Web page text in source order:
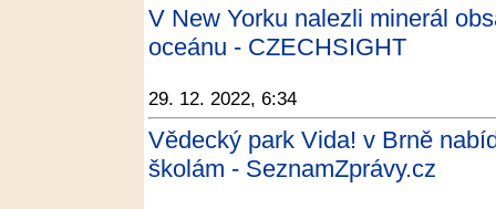
V New Yorku nalezli minerál
oceánu - CZECHSIGHT
29. 12. 2022, 6:34
Vědecký park Vida! v Brně
školám - SeznamZprávy.cz